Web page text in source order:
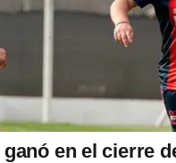
en el cierre